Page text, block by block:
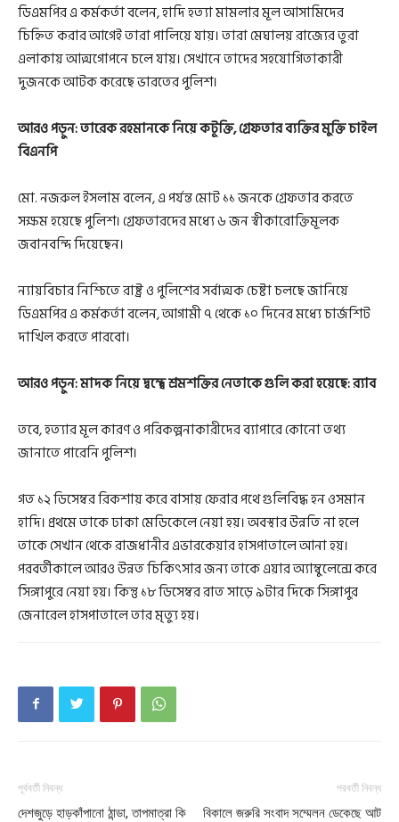
ডিএমপির এ কর্মকর্তা বলেন, হাদি হত্যা মামলার মূল আসামিদের
চিহ্নিত করার আগেই তারা পালিয়ে যায়। তারা মেঘালয় রাজ্যের তুরা
এলাকায় আত্মগোপনে চলে যায়। সেখানে তাদের সহযোগিতাকারী
দুজনকে আটক করেছে ভারতের পুলিশ।
আরও পড়ুন:তারেক রহমানকে নিয়ে কটূক্তি, গ্রেফতার ব্যক্তির মুক্তি চাইল
বিএনপি
মো. নজরুল ইসলাম বলেন, এ পর্যন্ত মোট ১১ জনকে গ্রেফতার করতে
সক্ষম হয়েছে পুলিশ। গ্রেফতারদের মধ্যে ৬ জন স্বীকারোক্তিমূলক
জবানবন্দি দিয়েছেন।
ন্যায়বিচার নিশ্চিতে রাষ্ট্র ও পুলিশের সর্বাত্মক চেষ্টা চলছে জানিয়ে
ডিএমপির এ কর্মকর্তা বলেন, আগামী ৭ থেকে ১০ দিনের মধ্যে চার্জশিট
দাখিল করতে পারবো।
আরও পড়ুন:মাদক নিয়ে দ্বন্দ্বে শ্রমশক্তির নেতাকে গুলি করা হয়েছে: র‌্যাব
তবে, হত্যার মূল কারণ ও পরিকল্পনাকারীদের ব্যাপারে কোনো তথ্য
জানাতে পারেনি পুলিশ।
গত ১২ ডিসেম্বর রিকশায় করে বাসায় ফেরার পথে গুলিবিদ্ধ হন ওসমান
হাদি। প্রথমে তাকে ঢাকা মেডিকেলে নেয়া হয়। অবস্থার উন্নতি না হলে
তাকে সেখান থেকে রাজধানীর এভারকেয়ার হাসপাতালে আনা হয়।
পরবর্তীকালে আরও উন্নত চিকিৎসার জন্য তাকে এয়ার অ্যাম্বুলেন্সে করে
সিঙ্গাপুরে নেয়া হয়। কিন্তু ১৮ ডিসেম্বর রাত সাড়ে ৯টার দিকে সিঙ্গাপুর
জেনারেল হাসপাতালে তার মৃত্যু হয়।
পূর্ববর্তী নিবন্ধ
দেশজুড়ে হাড়কাঁপানো ঠান্ডা, তাপমাত্রা কি
পরবর্তী নিবন্ধ
বিকালে জরুরি সংবাদ সম্মেলন ডেকেছে আট